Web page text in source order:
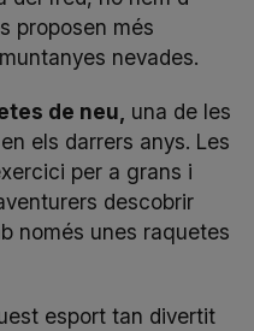
proposen més
nevades.
de neu, una de les
els darrers anys. Les
per a grans i
descobrir
només unes raquetes
esport tan divertit